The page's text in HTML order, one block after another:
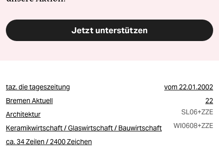
Jetzt unterstützen
taz. die tageszeitung vom22.01.2002
Bremen Aktuell
22
Architektur
SL06+ZZE
Keramikwirtschaft / Glaswirtschaft / Bauwirtschaft
WI0608+ZZE
ca. 34 Zeilen / 2400 Zeichen